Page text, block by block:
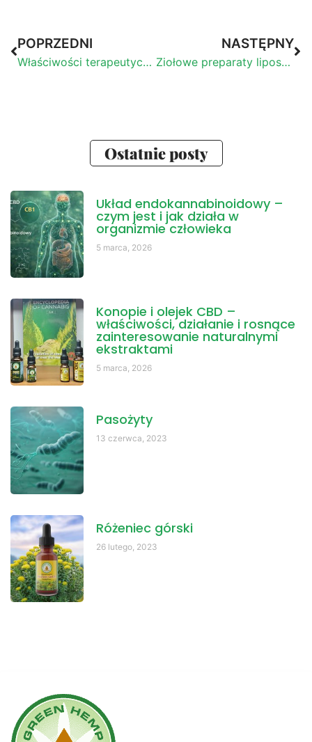
POPRZEDNI
Właściwości terapeutyczne szczeci w medycynie ludowej oraz współczesnej fitoterapii
NASTĘPNY
Ziołowe preparaty liposomalne
Ostatnie posty
Układ endokannabinoidowy –
czym jest i jak działa w
organizmie człowieka
5 marca, 2026
Konopie i olejek CBD –
właściwości, działanie i rosnące
zainteresowanie naturalnymi
ekstraktami
5 marca, 2026
Pasożyty
13 czerwca, 2023
Różeniec górski
26 lutego, 2023